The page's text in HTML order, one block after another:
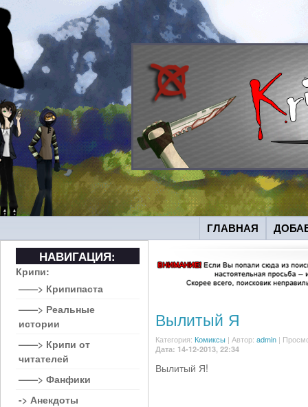
ГЛАВНАЯ
Вылитый Я
Категория: Комиксы | Автор: admin |
Дата: 14-12-2013, 22:34
Вылитый Я!
НАВИГАЦИЯ:
Крипи:
——> Крипипаста
——> Реальные
истории
——> Крипи от
читателей
——> Фанфики
-> Анекдоты